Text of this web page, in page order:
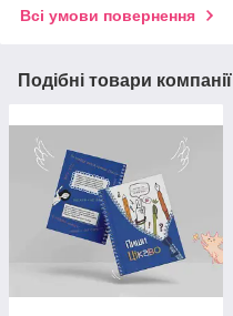
Всі умови повернення
Подібні товари компанії